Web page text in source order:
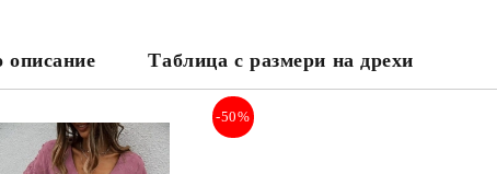
описание Таблица с размери на дрехи
-50%